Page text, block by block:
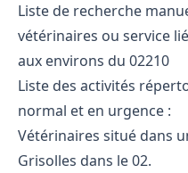
Liste de recherche
vétérinaires ou service
aux environs du 02210
Liste des activités
normal et en urgence :
Vétérinaires situé dans
Grisolles dans le 02.